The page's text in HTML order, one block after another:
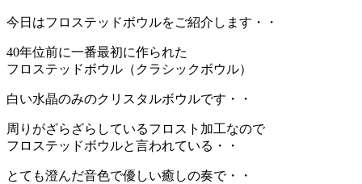
今日はフロステッドボウルをご紹介します・・
40年位前に一番最初に作られた
フロステッドボウル（クラシックボウル）
白い水晶のみのクリスタルボウルです・・
周りがざらざらしているフロスト加工なので
フロステッドボウルと言われている・・
とても澄んだ音色で優しい癒しの奏で・・